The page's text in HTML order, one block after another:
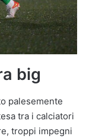
big
palesemente
tra i calciatori
troppi impegni